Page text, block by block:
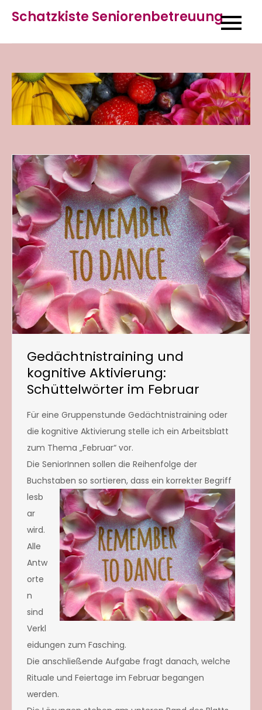
content
Schatzkiste Seniorenbetreuung
Gedächtnistraining und
kognitive Aktivierung:
Schüttelwörter im Februar
Für eine Gruppenstunde Gedächtnistraining oder
die kognitive Aktivierung stelle ich ein Arbeitsblatt
zum Thema „Februar“ vor.
Die SeniorInnen sollen die Reihenfolge der
Buchstaben so sortieren, dass ein korrekter Begriff
lesb
ar
wird.
Alle
Antw
orte
n
sind
Verkl
eidungen zum Fasching.
Die anschließende Aufgabe fragt danach, welche
Rituale und Feiertage im Februar begangen
werden.